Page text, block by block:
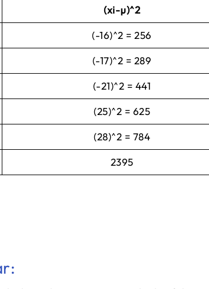
(xi-µ)^2
(-16)^2 = 256
(-17)^2 = 289
(-21)^2 = 441
(25)^2 = 625
(28)^2 = 784
2395